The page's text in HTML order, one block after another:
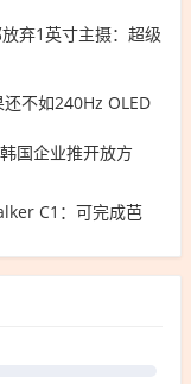
弃1英寸主摄：超级
不如240Hz OLED
国企业推开放方
C1：可完成芭